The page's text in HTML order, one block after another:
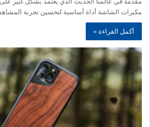
مكبرات الشاشة أداة أساسية لتحسين تجربة
أكمل القراءة »